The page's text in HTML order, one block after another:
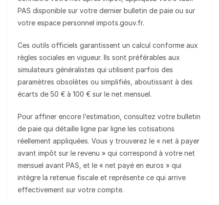
PAS disponible sur votre dernier bulletin de paie ou sur
votre espace personnel impots.gouv.fr.
Ces outils officiels garantissent un calcul conforme aux
règles sociales en vigueur. Ils sont préférables aux
simulateurs généralistes qui utilisent parfois des
paramètres obsolètes ou simplifiés, aboutissant à des
écarts de 50 € à 100 € sur le net mensuel.
Pour affiner encore l’estimation, consultez votre bulletin
de paie qui détaille ligne par ligne les cotisations
réellement appliquées. Vous y trouverez le « net à payer
avant impôt sur le revenu » qui correspond à votre net
mensuel avant PAS, et le « net payé en euros » qui
intègre la retenue fiscale et représente ce qui arrive
effectivement sur votre compte.